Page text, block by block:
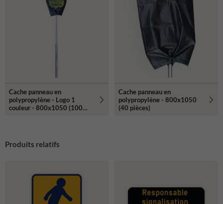
Cache panneau en
polypropylène - Logo 1
couleur - 800x1050 (100
Cache panneau en
polypropylène - 800x1050
(40 pièces)
Produits relatifs